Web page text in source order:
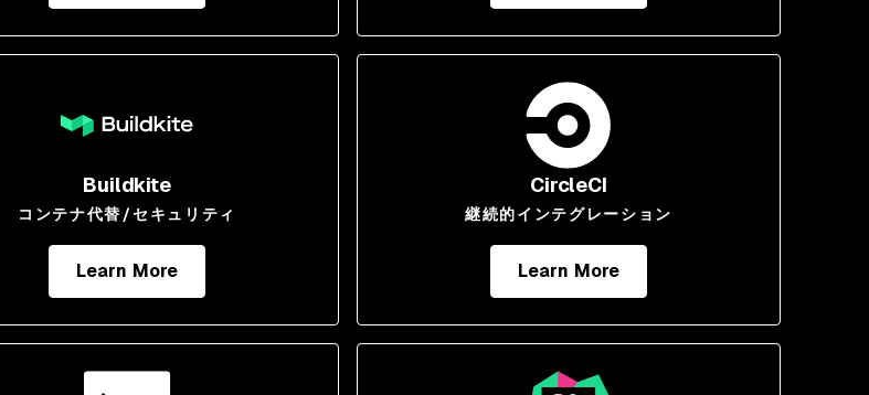
Buildkite
コンテナ代替/セキュリティ
Learn More
CircleCI
継続的インテグレーション
Learn More